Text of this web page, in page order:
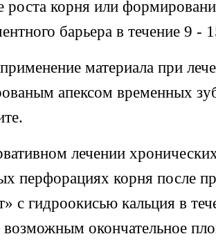
роста корня или
барьера в течение 9 -
материала при
апексом временных
лечении
перфорациях корня после
с гидроокисью кальция в
возможным окончательное